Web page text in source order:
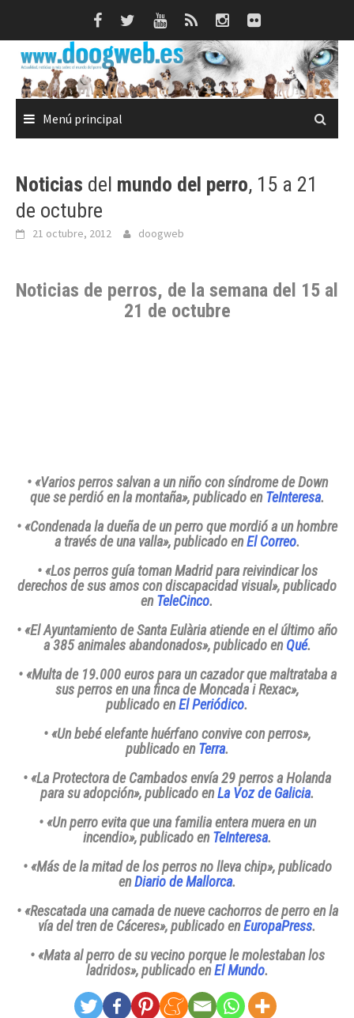
Menú principal
Noticias del mundo del perro, 15 a 21
de octubre
21 octubre, 2012 doogweb
Noticias de perros, de la semana del 15 al
21 de octubre
• «Varios perros salvan a un niño con síndrome de Down
que se perdió en la montaña», publicado enTeInteresa.
• «Condenada la dueña de un perro que mordió a un hombre
a través de una valla», publicado enEl Correo.
• «Los perros guía toman Madrid para reivindicar los
derechos de sus amos con discapacidad visual», publicado
enTeleCinco.
• «El Ayuntamiento de Santa Eulària atiende en el último año
a 385 animales abandonados», publicado enQué.
• «Multa de 19.000 euros para un cazador que maltrataba a
sus perros en una finca de Moncada i Rexac»,
publicado enEl Periódico.
• «Un bebé elefante huérfano convive con perros»,
publicado enTerra.
• «La Protectora de Cambados envía 29 perros a Holanda
para su adopción», publicado enLa Voz de Galicia.
• «Un perro evita que una familia entera muera en un
incendio», publicado enTeInteresa.
• «Más de la mitad de los perros no lleva chip», publicado
enDiario de Mallorca.
• «Rescatada una camada de nueve cachorros de perro en la
vía del tren de Cáceres», publicado enEuropaPress.
• «Mata al perro de su vecino porque le molestaban los
ladridos», publicado enEl Mundo.